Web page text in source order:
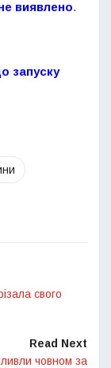
виявлено.
запуску
свого
Read Next
човном за